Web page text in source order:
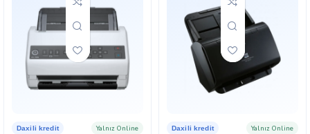
Daxili kredit Yalnız Online Daxili kredit Yalnız Online